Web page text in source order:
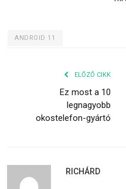
ANDROID 11
ELŐZŐ CIKK
Ez most a 10
legnagyobb
okostelefon-gyártó
RICHÁRD